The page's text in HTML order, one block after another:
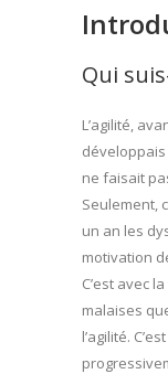
Qui
L’agilité,
développais
ne faisait
Seulement,
un an les
motivation
C’est avec
malaises
l’agilité.